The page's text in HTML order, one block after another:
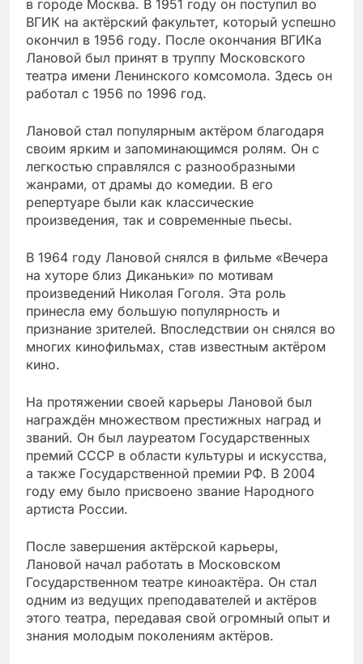
в городе Москва. В 1951 году он поступил во
ВГИК на актёрский факультет, который успешно
окончил в 1956 году. После окончания ВГИКа
Лановой был принят в труппу Московского
театра имени Ленинского комсомола. Здесь он
работал с 1956 по 1996 год.
Лановой стал популярным актёром благодаря
своим ярким и запоминающимся ролям. Он с
легкостью справлялся с разнообразными
жанрами, от драмы до комедии. В его
репертуаре были как классические
произведения, так и современные пьесы.
В 1964 году Лановой снялся в фильме «Вечера
на хуторе близ Диканьки» по мотивам
произведений Николая Гоголя. Эта роль
принесла ему большую популярность и
признание зрителей. Впоследствии он снялся во
многих кинофильмах, став известным актёром
кино.
На протяжении своей карьеры Лановой был
награждён множеством престижных наград и
званий. Он был лауреатом Государственных
премий СССР в области культуры и искусства,
а также Государственной премии РФ. В 2004
году ему было присвоено звание Народного
артиста России.
После завершения актёрской карьеры,
Лановой начал работать в Московском
Государственном театре киноактёра. Он стал
одним из ведущих преподавателей и актёров
этого театра, передавая свой огромный опыт и
знания молодым поколениям актёров.